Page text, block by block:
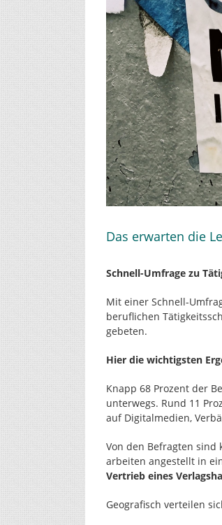
Das erwarten die
Schnell-Umfrage zu
Mit einer Schnell-
beruflichen
gebeten.
Hier die wichtigsten
Knapp 68 Prozent der
unterwegs. Rund 11
auf Digitalmedien,
Von den Befragten sind
arbeiten angestellt in
Vertrieb eines
Geografisch verteilen